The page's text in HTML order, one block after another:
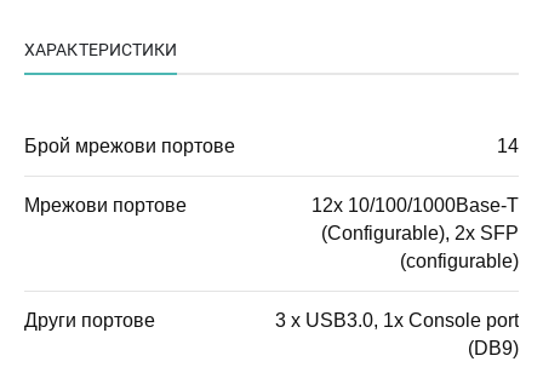
ХАРАКТЕРИСТИКИ
Брой мрежови портове 14
Мрежови портове
12x 10/100/1000Base-T
(Configurable), 2x SFP
(configurable)
Други портове
3 x USB3.0, 1x Console port
(DB9)